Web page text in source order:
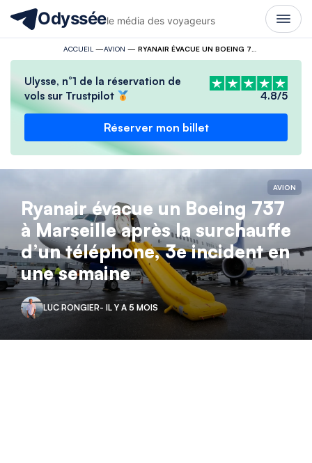
Odysséele média des voyageurs
ACCUEIL —AVION —
Ulysse, n°1 de la réservation de
vols sur Trustpilot
4.8/5
Réserver mon billet
AVION
Ryanair évacue un Boeing 737
à Marseille après la surchauffe
d’un téléphone, 3e incident en
une semaine
LUC RONGIER- IL Y A 5 MOIS